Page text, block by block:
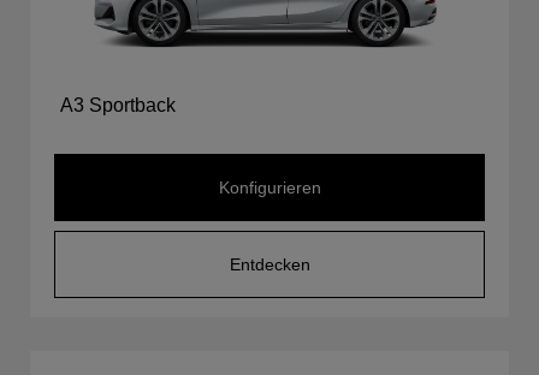
A3 Sportback
Konfigurieren
Entdecken